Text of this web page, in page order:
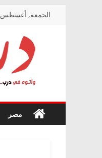
الجمعة, أغسطس 7, 2026
درب
في
درب..
مصر